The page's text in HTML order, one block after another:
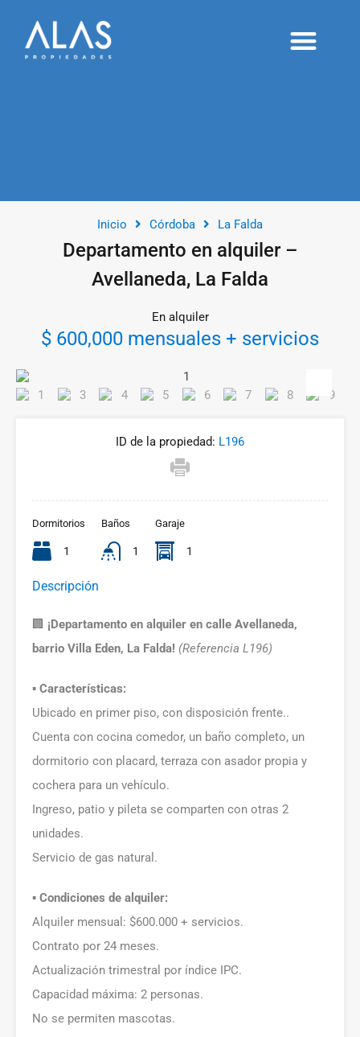
Inicio Córdoba La Falda
Departamento en alquiler –
Avellaneda, La Falda
En alquiler
$ 600,000 mensuales + servicios
ID de la propiedad: L196
Dormitorios
1
Baños
1
Garaje
1
Descripción
🏢 ¡Departamento en alquiler en calle Avellaneda,
barrio Villa Eden, La Falda! (Referencia L196)
▪️ Características:
Ubicado en primer piso, con disposición frente..
Cuenta con cocina comedor, un baño completo, un
dormitorio con placard, terraza con asador propia y
cochera para un vehículo.
Ingreso, patio y pileta se comparten con otras 2
unidades.
Servicio de gas natural.
▪️ Condiciones de alquiler:
Alquiler mensual: $600.000 + servicios.
Contrato por 24 meses.
Actualización trimestral por índice IPC.
Capacidad máxima: 2 personas.
No se permiten mascotas.